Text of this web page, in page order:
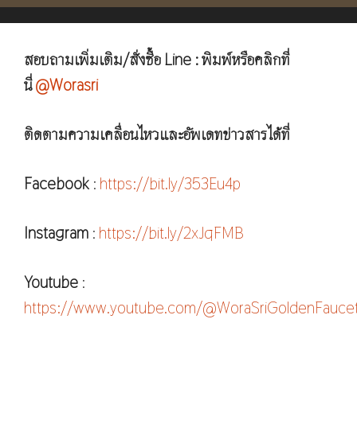
สอบถามเพิ่มเติม/สั่งซื้อ Line : พิมพ์หรือคลิกที่
นี่@Worasri
ติดตามความเคลื่อนไหวและอัพเดทข่าวสารได้ที่
Facebook : https://bit.ly/353Eu4p
Instagram : https://bit.ly/2xJqFMB
Youtube :
https://www.youtube.com/